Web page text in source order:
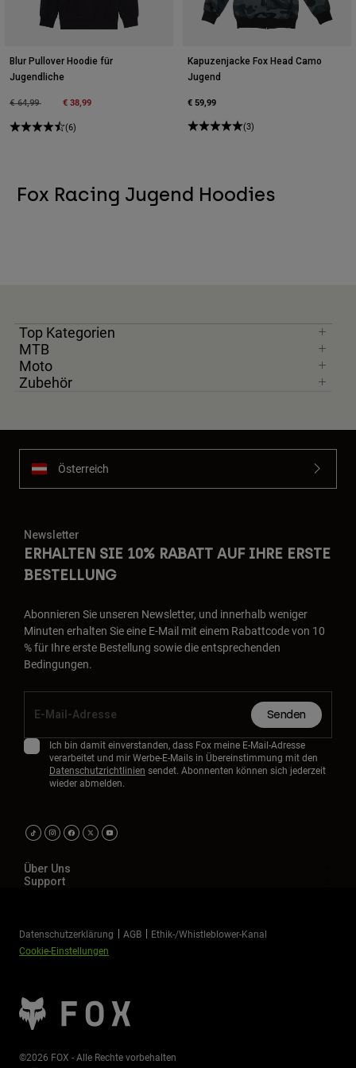
Blur Pullover Hoodie für
Jugendliche
Price reduced from
€ 64,99to € 38,99
(6)
Kapuzenjacke Fox Head Camo
Jugend
€ 59,99
(3)
Fox Racing Jugend Hoodies
Top Kategorien
MTB
Moto
Zubehör
Österreich
Newsletter
ERHALTEN SIE 10% RABATT AUF IHRE ERSTE
BESTELLUNG
Abonnieren Sie unseren Newsletter, und innerhalb weniger
Minuten erhalten Sie eine E-Mail mit einem Rabattcode von 10
% für Ihre erste Bestellung sowie die entsprechenden
Bedingungen.
Senden
Ich bin damit einverstanden, dass Fox meine E-Mail-Adresse
verarbeitet und mir Werbe-E-Mails in Übereinstimmung mit den
Datenschutzrichtlinien sendet. Abonnenten können sich jederzeit
wieder abmelden.
Über Uns
Support
Datenschutzerklärung AGB
Ethik-/Whistleblower-Kanal
Cookie-Einstellungen
©2026 FOX - Alle Rechte vorbehalten